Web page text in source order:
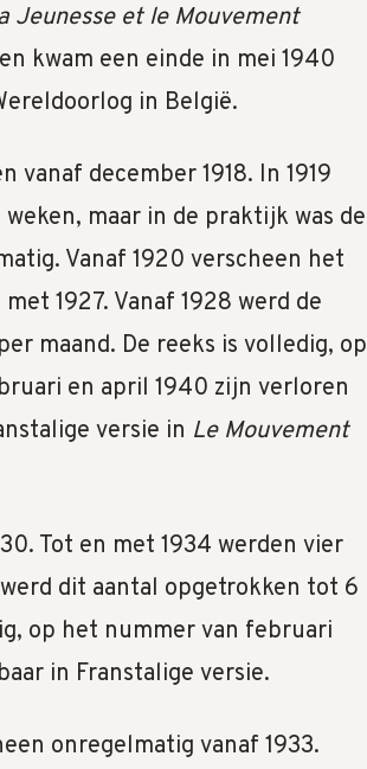
Jeunesse et le Mouvement
kwam een einde in mei 1940
in België.
vanaf december 1918. In 1919
maar in de praktijk was de
Vanaf 1920 verscheen het
1927. Vanaf 1928 werd de
maand. De reeks is volledig, op
en april 1940 zijn verloren
versie in Le Mouvement
Tot en met 1934 werden vier
dit aantal opgetrokken tot 6
op het nummer van februari
in Franstalige versie.
onregelmatig vanaf 1933.